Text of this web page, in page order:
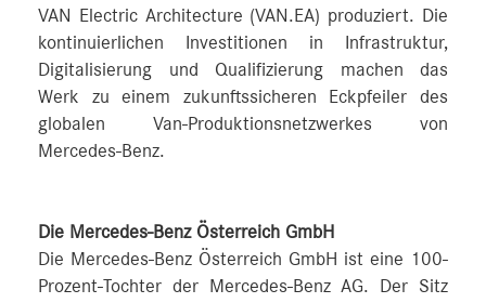
VAN Electric Architecture (VAN.EA) produziert. Die
kontinuierlichen Investitionen in Infrastruktur,
Digitalisierung und Qualifizierung machen das
Werk zu einem zukunftssicheren Eckpfeiler des
globalen Van-Produktionsnetzwerkes von
Mercedes-Benz.
Die Mercedes-Benz Österreich GmbH
Die Mercedes-Benz Österreich GmbH ist eine 100-
Prozent-Tochter der Mercedes-Benz AG. Der Sitz